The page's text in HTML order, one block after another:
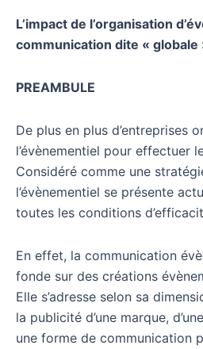
L’impact de l’organisation
communication dite « globale
PREAMBULE
De plus en plus d’entreprises
l’évènementiel pour effectuer
Considéré comme une
l’évènementiel se présente
toutes les conditions
En effet, la communication
fonde sur des créations
Elle s’adresse selon sa
la publicité d’une marque,
une forme de communication